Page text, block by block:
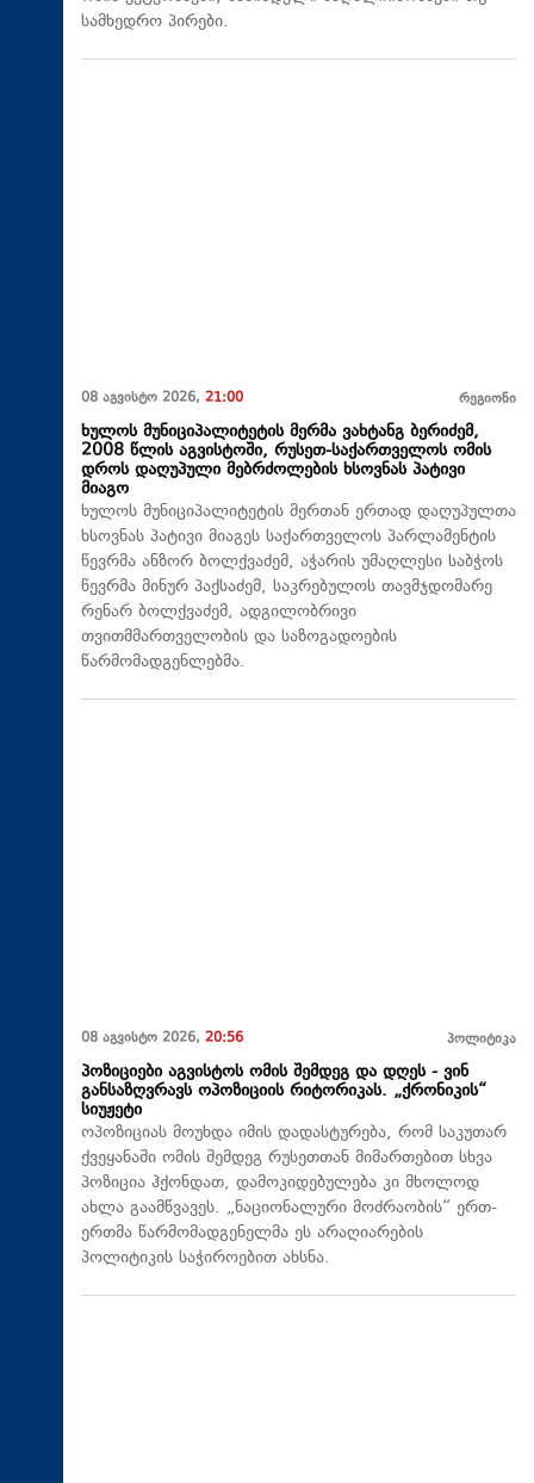
სამხედრო პირები.
08 აგვისტო 2026, 21:00 რეგიონი
ხულოს მუნიციპალიტეტის მერმა ვახტანგ ბერიძემ,
2008 წლის აგვისტოში, რუსეთ-საქართველოს ომის
დროს დაღუპული მებრძოლების ხსოვნას პატივი
მიაგო
ხულოს მუნიციპალიტეტის მერთან ერთად დაღუპულთა
ხსოვნას პატივი მიაგეს საქართველოს პარლამენტის
წევრმა ანზორ ბოლქვაძემ, აჭარის უმაღლესი საბჭოს
წევრმა მინურ პაქსაძემ, საკრებულოს თავმჯდომარე
რენარ ბოლქვაძემ, ადგილობრივი
თვითმმართველობის და საზოგადოების
წარმომადგენლებმა.
08 აგვისტო 2026, 20:56 პოლიტიკა
პოზიციები აგვისტოს ომის შემდეგ და დღეს - ვინ
განსაზღვრავს ოპოზიციის რიტორიკას. „ქრონიკის“
სიუჟეტი
ოპოზიციას მოუხდა იმის დადასტურება, რომ საკუთარ
ქვეყანაში ომის შემდეგ რუსეთთან მიმართებით სხვა
პოზიცია ჰქონდათ, დამოკიდებულება კი მხოლოდ
ახლა გაამწვავეს. „ნაციონალური მოძრაობის“ ერთ-
ერთმა წარმომადგენელმა ეს არაღიარების
პოლიტიკის საჭიროებით ახსნა.